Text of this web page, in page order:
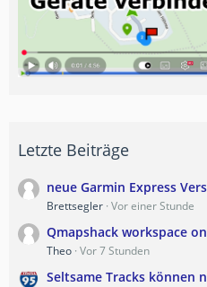
Letzte Beiträge
neue Garmin Express
Brettsegler Vor einer Stunde
Qmapshack workspace
Theo Vor 7 Stunden
Seltsame Tracks können